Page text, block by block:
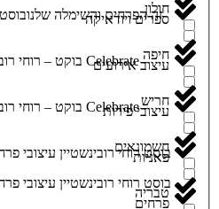
ספרים ויודאיקה
עיצוב אירועים
עיצובי פירות
פאניות
פרחים
חולון
חיפה
חריש
חשמונאים
טבריה